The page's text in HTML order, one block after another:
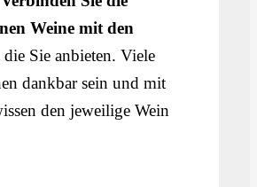
Weine mit den
die Sie anbieten. Viele
dankbar sein und mit
den jeweilige Wein